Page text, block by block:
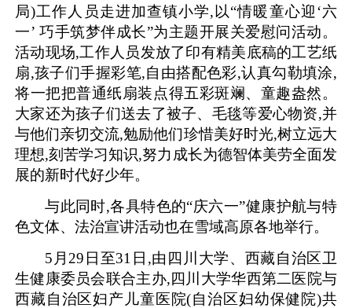
局)工作人员走进加查镇小学,以“情暖童心迎‘六
一’ 巧手筑梦伴成长”为主题开展关爱慰问活动。
活动现场,工作人员发放了印有精美底稿的工艺纸
扇,孩子们手握彩笔,自由搭配色彩,认真勾勒填涂,
将一把把普通纸扇装点得五彩斑斓、童趣盎然。
大家还为孩子们送去了被子、毛毯等爱心物资,并
与他们亲切交流,勉励他们珍惜美好时光,树立远大
理想,刻苦学习知识,努力成长为德智体美劳全面发
展的新时代好少年。
与此同时,各具特色的“庆六一”健康护航与特
色文体、法治宣讲活动也在雪域高原各地举行。
5月29日至31日,由四川大学、西藏自治区卫
生健康委员会联合主办,四川大学华西第二医院与
西藏自治区妇产儿童医院(自治区妇幼保健院)共